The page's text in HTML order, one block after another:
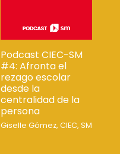
Podcast CIEC-SM
#4: Afronta el
rezago escolar
desde la
centralidad de la
persona
Giselle Gómez, CIEC, SM